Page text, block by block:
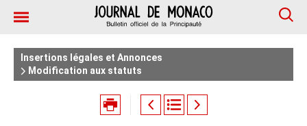
Insertions légales et Annonces
Modification aux statuts